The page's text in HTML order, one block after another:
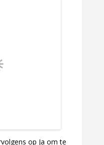
op Ja om te